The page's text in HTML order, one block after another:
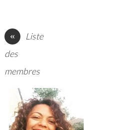
«
Liste
des
membres